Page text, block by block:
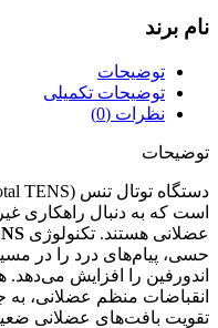
نام برند
توضیحات
توضیحات تکمیلی
نظرات (0)
توضیحات
است که به دنبال راهکاری
عضلانی هستند. تکنولوژی
حسی، پیام‌های درد را در
اندورفین را افزایش
انقباضات منظم عضلانی،
تقویت بافت‌های عضلانی